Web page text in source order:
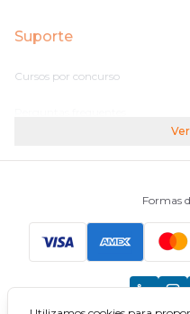
Suporte
Cursos por concurso
Principais Concursos
CNU
Formas